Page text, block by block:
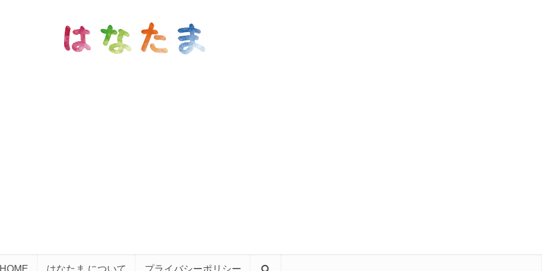
HOME はなたま について プライバシーポリシー